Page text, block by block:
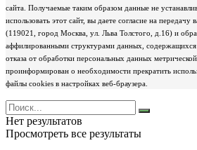
сайта. Получаемые таким образом данные не
использовать этот сайт, вы даете согласие на
(119021, город Москва, ул. Льва Толстого, д.16) и
аффилированными структурами данных,
отказа от обработки персональных данных
проинформирован о необходимости прекратить
файлы cookies в настройках веб-браузера.
Нет результатов
Просмотреть все результаты